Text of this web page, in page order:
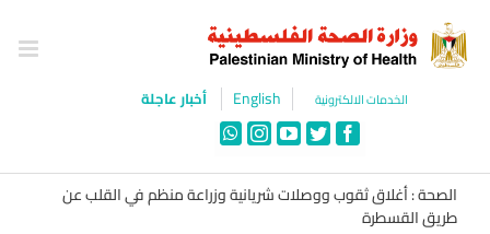
content
الخدمات الالكترونية English أخبار عاجلة
Facebook
Twitter
YouTube
Instagram
WhatsApp
الصحة : أغلاق ثقوب ووصلات شريانية وزراعة منظم في القلب عن
طريق القسطرة